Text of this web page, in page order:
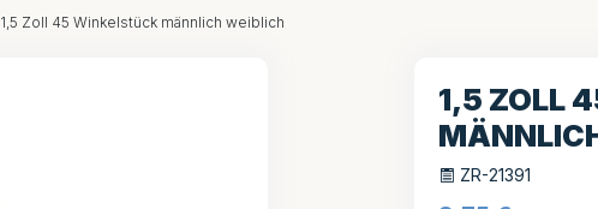
1,5 Zoll 45 Winkelstück männlich weiblich
1,5 ZOLL
ZR-21391